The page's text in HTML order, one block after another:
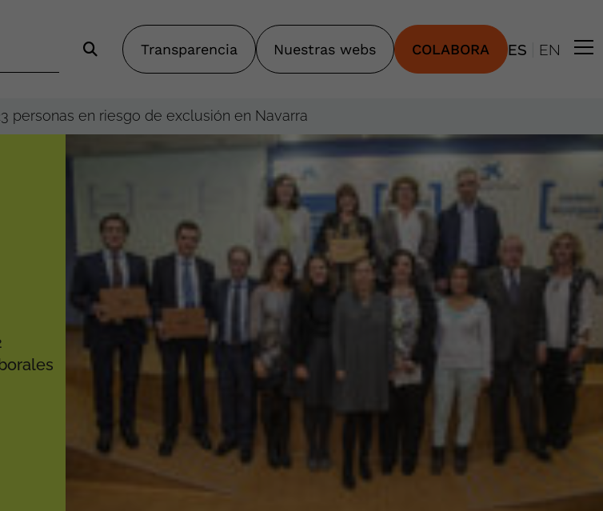
Transparencia Nuestras webs COLABORA ES EN
personas en riesgo de exclusión en Navarra